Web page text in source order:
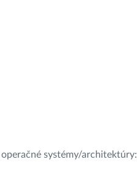
systémy/architektúry: